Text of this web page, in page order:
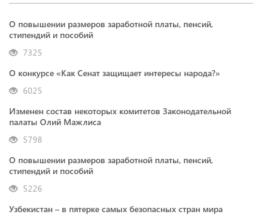
О повышении размеров заработной платы, пенсий,
стипендий и пособий
7325
О конкурсе «Как Сенат защищает интересы народа?»
6025
Изменен состав некоторых комитетов Законодательной
палаты Олий Мажлиса
5798
О повышении размеров заработной платы, пенсий,
стипендий и пособий
5226
Узбекистан – в пятерке самых безопасных стран мира